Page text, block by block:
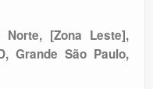
Norte, [Zona Leste],
Grande São Paulo,